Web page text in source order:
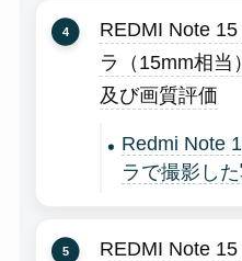
REDMI Note
ラ（15mm相当
及び画質評価
Redmi Note
ラで撮影し
REDMI Note